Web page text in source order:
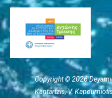
Copyright © 2026
Kantartzis, V.